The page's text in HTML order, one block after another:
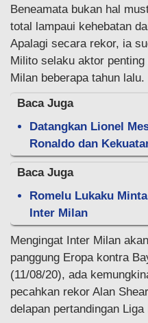
Beneamata bukan hal
total lampaui kehebatan
Apalagi secara rekor, ia
Milito selaku aktor
Milan beberapa tahun lalu.
Baca Juga
Datangkan Lionel
Ronaldo dan
Baca Juga
Romelu Lukaku
Inter Milan
Mengingat Inter Milan
panggung Eropa kontra
(11/08/20), ada
pecahkan rekor Alan
delapan pertandingan